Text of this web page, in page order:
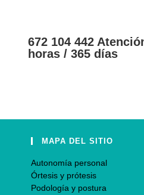
672 104 442
horas / 365 días
MAPA DEL SITIO
Autonomía personal
Órtesis y prótesis
Podología y postura